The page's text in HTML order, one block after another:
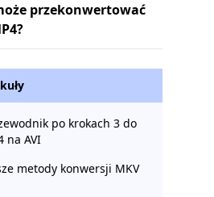
przekonwertować
po krokach 3 do
na AVI
metody konwersji MKV